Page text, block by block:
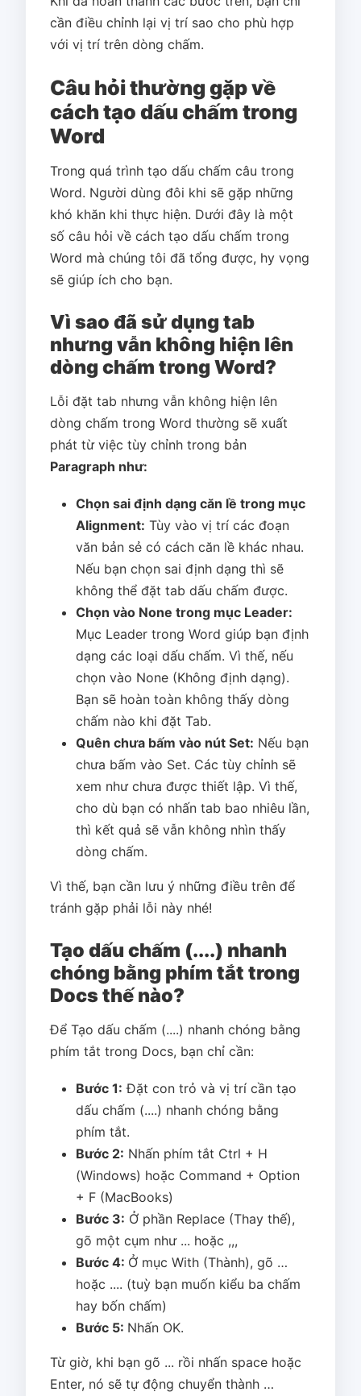
cần điều chỉnh lại vị trí sao cho phù hợp
với vị trí trên dòng chấm.
Câu hỏi thường gặp về
cách tạo dấu chấm trong
Word
Trong quá trình tạo dấu chấm câu trong
Word. Người dùng đôi khi sẽ gặp những
khó khăn khi thực hiện. Dưới đây là một
số câu hỏi về cách tạo dấu chấm trong
Word mà chúng tôi đã tổng được, hy vọng
sẽ giúp ích cho bạn.
Vì sao đã sử dụng tab
nhưng vẫn không hiện lên
dòng chấm trong Word?
Lỗi đặt tab nhưng vẫn không hiện lên
dòng chấm trong Word thường sẽ xuất
phát từ việc tùy chỉnh trong bản
Paragraph như:
Chọn sai định dạng căn lề trong mục
Alignment: Tùy vào vị trí các đoạn
văn bản sẻ có cách căn lề khác nhau.
Nếu bạn chọn sai định dạng thì sẽ
không thể đặt tab dấu chấm được.
Chọn vào None trong mục Leader:
Mục Leader trong Word giúp bạn định
dạng các loại dấu chấm. Vì thế, nếu
chọn vào None (Không định dạng).
Bạn sẽ hoàn toàn không thấy dòng
chấm nào khi đặt Tab.
Quên chưa bấm vào nút Set: Nếu bạn
chưa bấm vào Set. Các tùy chỉnh sẽ
xem như chưa được thiết lập. Vì thế,
cho dù bạn có nhấn tab bao nhiêu lần,
thì kết quả sẽ vẫn không nhìn thấy
dòng chấm.
Vì thế, bạn cần lưu ý những điều trên để
tránh gặp phải lỗi này nhé!
Tạo dấu chấm (....) nhanh
chóng bằng phím tắt trong
Docs thế nào?
Để Tạo dấu chấm (....) nhanh chóng bằng
phím tắt trong Docs, bạn chỉ cần:
Bước 1: Đặt con trỏ và vị trí cần tạo
dấu chấm (....) nhanh chóng bằng
phím tắt.
Bước 2: Nhấn phím tắt Ctrl + H
(Windows) hoặc Command + Option
+ F (MacBooks)
Bước 3: Ở phần Replace (Thay thế),
gõ một cụm như ... hoặc ,,,
Bước 4: Ở mục With (Thành), gõ …
hoặc .... (tuỳ bạn muốn kiểu ba chấm
hay bốn chấm)
Bước 5: Nhấn OK.
Từ giờ, khi bạn gõ ... rồi nhấn space hoặc
Enter, nó sẽ tự động chuyển thành …